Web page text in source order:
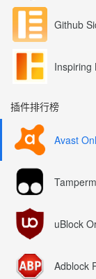
Github
Inspiring
插件排行榜
Avast
uBlock